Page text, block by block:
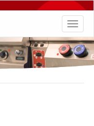
Toggle